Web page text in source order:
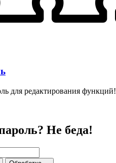
для редактирования функций!
Не беда!